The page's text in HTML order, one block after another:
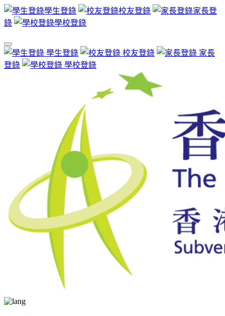
學生登錄 校友登錄
家長登
錄
學校登錄
學生登錄 校友登錄
家長
登錄
學校登錄